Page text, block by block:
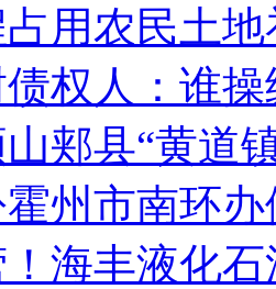
用农民土
权人：谁
郏县“黄道
州市南环
海丰液化